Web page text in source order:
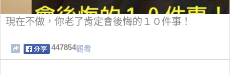
現在不做，你老了肯定會後悔的１０件事！
447854觀看